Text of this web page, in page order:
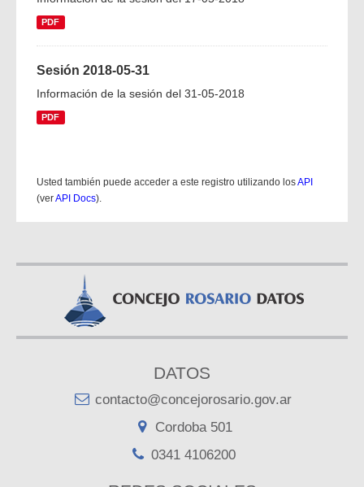
PDF
Sesión 2018-05-31
Información de la sesión del 31-05-2018
PDF
Usted también puede acceder a este registro utilizando losAPI
(verAPI Docs).
DATOS
contacto@concejorosario.gov.ar
Cordoba 501
0341 4106200